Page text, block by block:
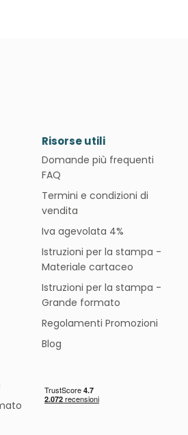
Risorse utili
Domande più frequenti
FAQ
Termini e condizioni di
vendita
Iva agevolata 4%
Istruzioni per la stampa -
Materiale cartaceo
Istruzioni per la stampa -
Grande formato
Regolamenti Promozioni
Blog